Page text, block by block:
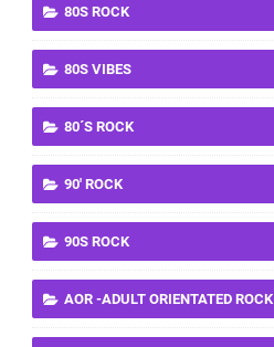
80S ROCK
80S VIBES
80´S ROCK
90' ROCK
90S ROCK
AOR -ADULT ORIENTATED ROCK